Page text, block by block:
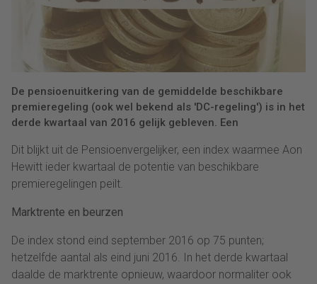
De pensioenuitkering van de gemiddelde beschikbare
premieregeling (ook wel bekend als 'DC-regeling') is in het
derde kwartaal van 2016 gelijk gebleven. Een
Dit blijkt uit de Pensioenvergelijker, een index waarmee Aon
Hewitt ieder kwartaal de potentie van beschikbare
premieregelingen peilt.
Marktrente en beurzen
De index stond eind september 2016 op 75 punten;
hetzelfde aantal als eind juni 2016. In het derde kwartaal
daalde de marktrente opnieuw, waardoor normaliter ook